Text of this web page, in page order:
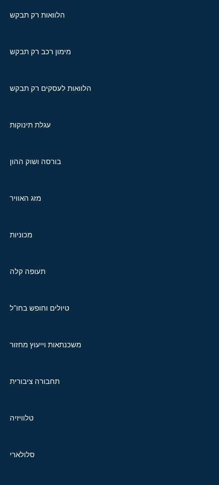
הלוואות רק תבקש
מימון רכב רק תבקש
הלוואות לעסקים רק תבקש
עגלת תינוקות
בורסה ושוק ההון
מזג האוויר
מכוניות
תעופה קלה
טיולים וחופש בחו"ל
משכנתאות וייעוץ מחזור
תחבורה ציבורית
טלוויזיה
סלולארי